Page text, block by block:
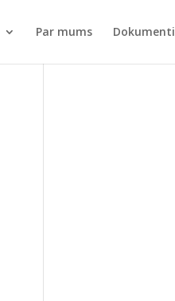
Par mums Dokumenti